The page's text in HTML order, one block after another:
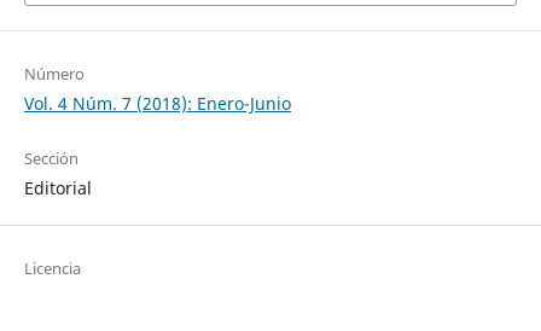
Número
Vol. 4 Núm. 7 (2018): Enero-Junio
Sección
Editorial
Licencia